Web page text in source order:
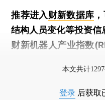
推荐进入财新数据库
结构人员变化等投资信
财新机器人产业指数
本文共计
登录 后获取